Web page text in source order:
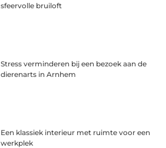
sfeervolle bruiloft
Stress verminderen bij een bezoek aan de
dierenarts in Arnhem
Een klassiek interieur met ruimte voor een
werkplek